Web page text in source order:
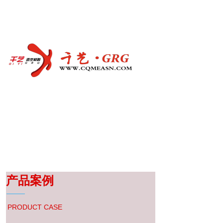
产品案例
PRODUCT CASE